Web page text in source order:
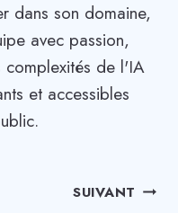
dans son domaine,
avec passion,
complexités de l'IA
et accessibles
SUIVANT